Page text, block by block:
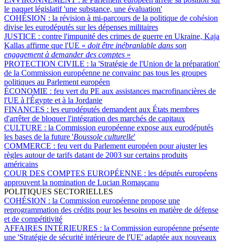
le paquet législatif 'une substance, une évaluation'
COHÉSION : la révision à mi-parcours de la politique de cohésion
divise les eurodéputés sur les dépenses militaires
JUSTICE : contre l'impunité des crimes de guerre en Ukraine, Kaja
Kallas affirme que l'UE « doit être inébranlable dans son
engagement à demander des comptes »
PROTECTION CIVILE : la 'Stratégie de l'Union de la préparation'
de la Commission européenne ne convainc pas tous les groupes
politiques au Parlement européen
ÉCONOMIE : feu vert du PE aux assistances macrofinancières de
l'UE à l'Égypte et à la Jordanie
FINANCES : les eurodéputés demandent aux États membres
d'arrêter de bloquer l'intégration des marchés de capitaux
CULTURE : la Commission européenne expose aux eurodéputés
les bases de la future 'Boussole culturelle'
COMMERCE : feu vert du Parlement européen pour ajuster les
règles autour de tarifs datant de 2003 sur certains produits
américains
COUR DES COMPTES EUROPÉENNE : les députés européens
approuvent la nomination de Lucian Romaşcanu
POLITIQUES SECTORIELLES
COHÉSION : la Commission européenne propose une
reprogrammation des crédits pour les besoins en matière de défense
et de compétitivité
AFFAIRES INTÉRIEURES : la Commission européenne présente
une 'Stratégie de sécurité intérieure de l'UE' adaptée aux nouveaux